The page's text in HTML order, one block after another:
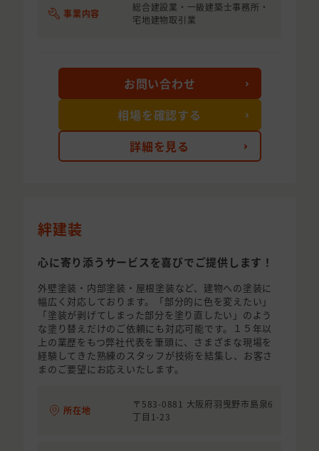
事業内容
総合建設業・一級建築士事務所・
宅地建物取引業
詳細を見る
お問い合わせ
相場を確認する
絆建装
心に寄り添うサービスを喜びでご提供します！
外壁塗装・内部塗装・屋根塗装など、建物への塗装に
幅広く対応しております。「部分的に色を変えたい」
「塗装が剥げてしまった部分を塗り直したい」のよう
な塗り替えだけのご依頼にも対応可能です。１５年以
上の業歴をもつ弊社代表を筆頭に、さまざまな現場を
経験してきた熟練のスタッフが技術を結集し、お客さ
まのご要望にお応えいたします。
所在地
〒583-0881 大阪府羽曳野市島泉6
丁目1-23